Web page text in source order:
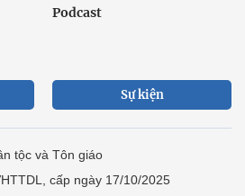
Podcast
Sự kiện
tộc và Tôn giáo
cấp ngày 17/10/2025